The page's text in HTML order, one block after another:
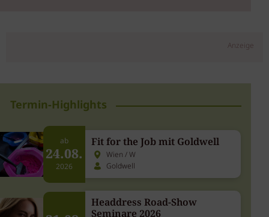
Anzeige
Termin-Highlights
ab
24.08.
2026
Fit for the Job mit Goldwell
Wien / W
Goldwell
Headdress Road-Show
Seminare 2026